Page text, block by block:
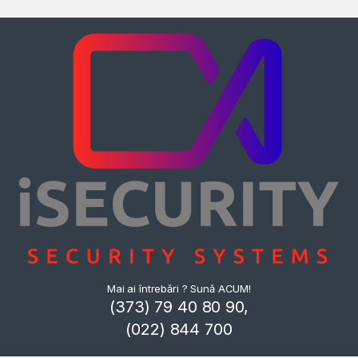
Mai ai întrebări ? Sună ACUM!
(373) 79 40 80 90,
(022) 844 700